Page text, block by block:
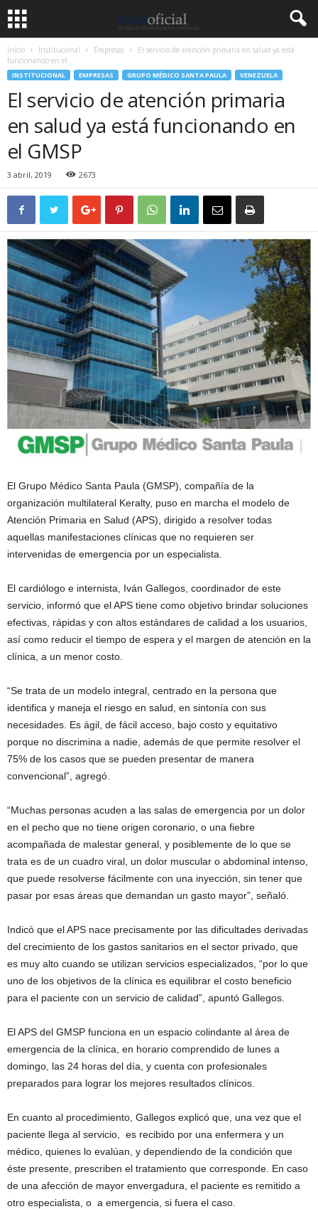
Inicio Institucional Empresas
El servicio de atención primaria en salud ya está
funcionando en el...
INSTITUCIONAL EMPRESAS GRUPO MÉDICO SANTA PAULA VENEZUELA
El servicio de atención primaria
en salud ya está funcionando en
el GMSP
3 abril, 2019 2673
El Grupo Médico Santa Paula (GMSP), compañía de la
organización multilateral Keralty, puso en marcha el modelo de
Atención Primaria en Salud (APS), dirigido a resolver todas
aquellas manifestaciones clínicas que no requieren ser
intervenidas de emergencia por un especialista.
El cardiólogo e internista, Iván Gallegos, coordinador de este
servicio, informó que el APS tiene como objetivo brindar soluciones
efectivas, rápidas y con altos estándares de calidad a los usuarios,
así como reducir el tiempo de espera y el margen de atención en la
clínica, a un menor costo.
“Se trata de un modelo integral, centrado en la persona que
identifica y maneja el riesgo en salud, en sintonía con sus
necesidades. Es ágil, de fácil acceso, bajo costo y equitativo
porque no discrimina a nadie, además de que permite resolver el
75% de los casos que se pueden presentar de manera
convencional”, agregó.
“Muchas personas acuden a las salas de emergencia por un dolor
en el pecho que no tiene origen coronario, o una fiebre
acompañada de malestar general, y posiblemente de lo que se
trata es de un cuadro viral, un dolor muscular o abdominal intenso,
que puede resolverse fácilmente con una inyección, sin tener que
pasar por esas áreas que demandan un gasto mayor”, señaló.
Indicó que el APS nace precisamente por las dificultades derivadas
del crecimiento de los gastos sanitarios en el sector privado, que
es muy alto cuando se utilizan servicios especializados, “por lo que
uno de los objetivos de la clínica es equilibrar el costo beneficio
para el paciente con un servicio de calidad”, apuntó Gallegos.
El APS del GMSP funciona en un espacio colindante al área de
emergencia de la clínica, en horario comprendido de lunes a
domingo, las 24 horas del día, y cuenta con profesionales
preparados para lograr los mejores resultados clínicos.
En cuanto al procedimiento, Gallegos explicó que, una vez que el
paciente llega al servicio, es recibido por una enfermera y un
médico, quienes lo evalúan, y dependiendo de la condición que
éste presente, prescriben el tratamiento que corresponde. En caso
de una afección de mayor envergadura, el paciente es remitido a
otro especialista, o a emergencia, si fuera el caso.